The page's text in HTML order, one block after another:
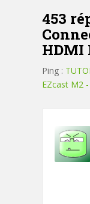
453
HDMI
Ping :
EZcast M2